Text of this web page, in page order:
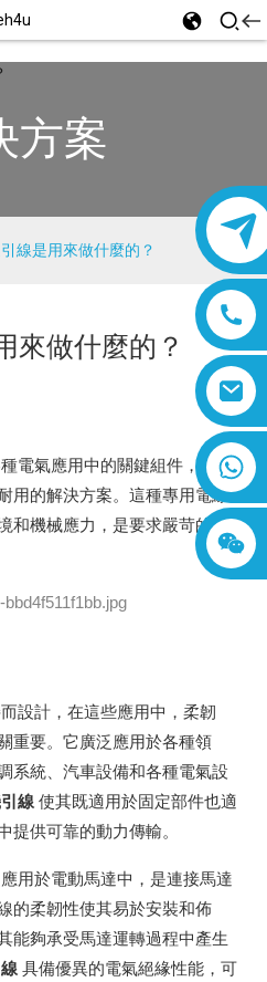
8618019377761
方案
線是用來做什麼的？
來做什麼的？
電氣應用中的關鍵組件，為馬
用的解決方案。這種專用電線
和機械應力，是要求嚴苛的工
設計，在這些應用中，柔韌
重要。它廣泛應用於各種領
系統、汽車設備和各種電氣設
線使其既適用於固定部件也適
提供可靠的動力傳輸。
用於電動馬達中，是連接馬達
的柔韌性使其易於安裝和佈
能夠承受馬達運轉過程中產生
具備優異的電氣絕緣性能，可